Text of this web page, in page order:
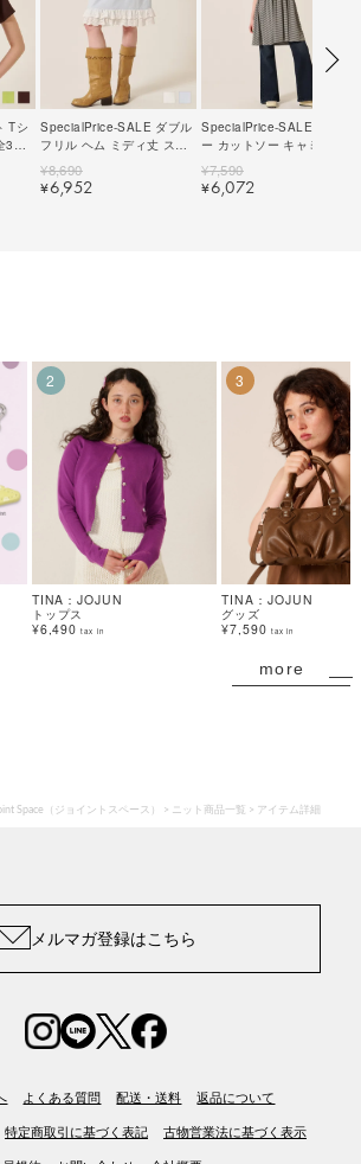
Tシ
色
SpecialPrice-SALE ダブル
フリル ヘム ミディ丈 スカ
｜tnj621-1256【2】
¥8,690
¥6,952
SpecialPrice-SALE ボーダ
ー カットソー キャミワンピ
｜tnj321-1263【2】
¥7,590
¥6,072
2
TINA：JOJUN
トップス
¥6,490 tax in
3
TINA：JOJUN
グッズ
¥7,590 tax in
more
Space（ジョイントスペース） ニット商品一覧 アイテム詳細
メルマガ登録はこちら
よくある質問 配送・送料 返品について
特定商取引に基づく表記 古物営業法に基づく表示